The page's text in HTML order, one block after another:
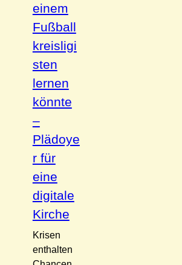
einem
Fußball
kreisligi
sten
lernen
könnte
–
Plädoye
r für
eine
digitale
Kirche
Krisen
enthalten